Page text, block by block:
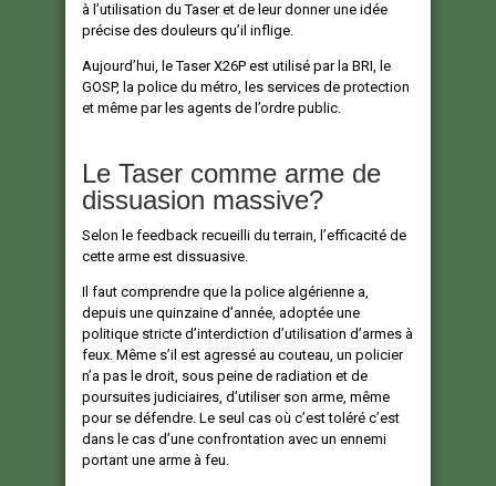
à l’utilisation du Taser et de leur donner une idée
précise des douleurs qu’il inflige.
Aujourd’hui, le Taser X26P est utilisé par la BRI, le
GOSP, la police du métro, les services de protection
et même par les agents de l’ordre public.
Le Taser comme arme de
dissuasion massive?
Selon le feedback recueilli du terrain, l’efficacité de
cette arme est dissuasive.
Il faut comprendre que la police algérienne a,
depuis une quinzaine d’année, adoptée une
politique stricte d’interdiction d’utilisation d’armes à
feux. Même s’il est agressé au couteau, un policier
n’a pas le droit, sous peine de radiation et de
poursuites judiciaires, d’utiliser son arme, même
pour se défendre. Le seul cas où c’est toléré c’est
dans le cas d’une confrontation avec un ennemi
portant une arme à feu.